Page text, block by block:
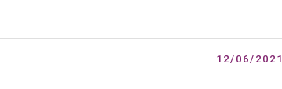
12/06/2021